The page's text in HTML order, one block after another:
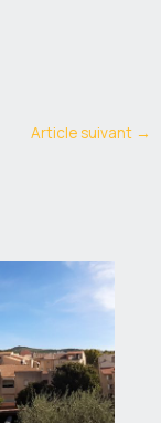
Article suivant →